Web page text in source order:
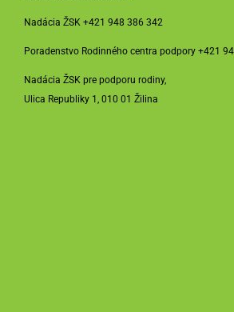
Nadácia ŽSK +421 948 386 342
Poradenstvo Rodinného centra podpory +421
Nadácia ŽSK pre podporu rodiny,
Ulica Republiky 1, 010 01 Žilina